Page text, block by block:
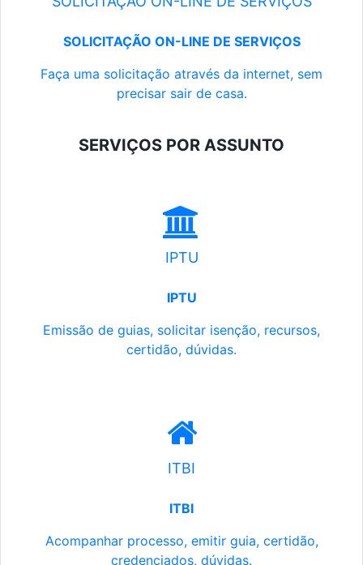
SOLICITAÇÃO ON-LINE DE SERVIÇOS
Faça uma solicitação através da internet, sem
precisar sair de casa.
SERVIÇOS POR ASSUNTO
IPTU
IPTU
Emissão de guias, solicitar isenção, recursos,
certidão, dúvidas.
ITBI
ITBI
Acompanhar processo, emitir guia, certidão,
credenciados, dúvidas.